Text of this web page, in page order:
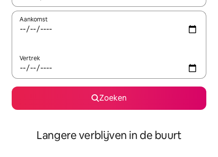
Aankomst
Vertrek
Zoeken
Langere verblijven in de buurt